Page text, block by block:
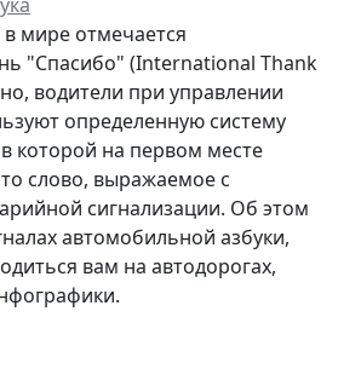
в мире отмечается
"Спасибо" (International Thank
водители при управлении
определенную систему
которой на первом месте
слово, выражаемое с
сигнализации. Об этом
автомобильной азбуки,
вам на автодорогах,